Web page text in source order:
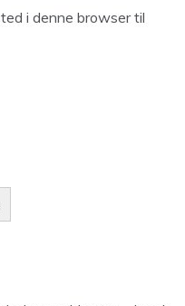
i denne browser til